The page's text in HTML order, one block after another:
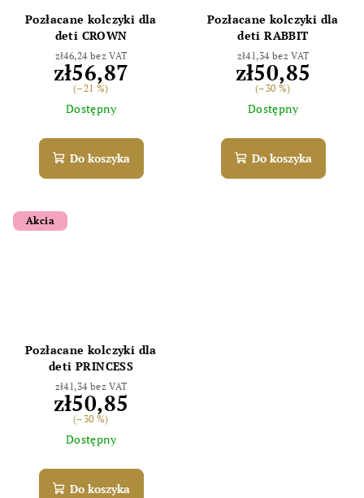
Pozłacane kolczyki dla
deti CROWN
zł46,24 bez VAT
zł56,87
(–21 %)
Dostępny
Do koszyka
Pozłacane kolczyki dla
deti RABBIT
zł41,34 bez VAT
zł50,85
(–30 %)
Dostępny
Do koszyka
Akcia
Pozłacane kolczyki dla
deti PRINCESS
zł41,34 bez VAT
zł50,85
(–30 %)
Dostępny
Do koszyka